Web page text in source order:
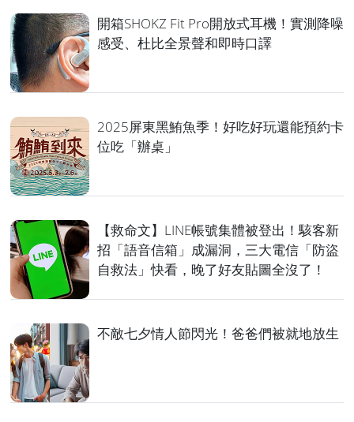
開箱SHOKZ Fit Pro開放式耳機！實測降噪
感受、杜比全景聲和即時口譯
2025屏東黑鮪魚季！好吃好玩還能預約卡
位吃「辦桌」
【救命文】LINE帳號集體被登出！駭客新
招「語音信箱」成漏洞，三大電信「防盜
自救法」快看，晚了好友貼圖全沒了！
不敵七夕情人節閃光！爸爸們被就地放生